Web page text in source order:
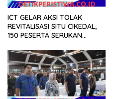
ICT GELAR AKSI TOLAK
REVITALISASI SITU CIKEDAL,
150 PESERTA SERUKAN